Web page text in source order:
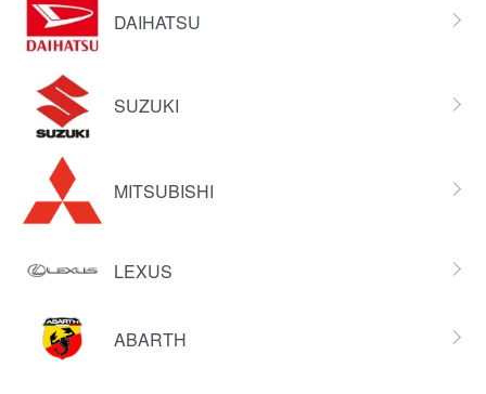
DAIHATSU
SUZUKI
MITSUBISHI
LEXUS
ABARTH